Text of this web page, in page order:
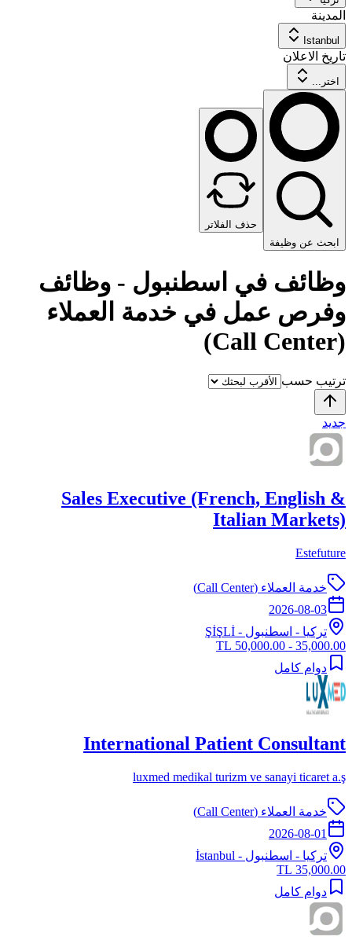
المدينة
Istanbul
تاريخ الاعلان
اختر...
ابحث عن وظيفة
حذف الفلاتر
وظائف في اسطنبول - وظائف
وفرص عمل في خدمة العملاء
(Call Center)
ترتيب حسب
جديد
Sales Executive (French, English &
Italian Markets)
Estefuture
خدمة العملاء (Call Center)
2026-08-03
تركيا - اسطنبول - ŞİŞLİ
35,000.00 - 50,000.00 TL
دوام كامل
International Patient Consultant
luxmed medikal turizm ve sanayi ticaret a.ş
خدمة العملاء (Call Center)
2026-08-01
تركيا - اسطنبول - İstanbul
35,000.00 TL
دوام كامل